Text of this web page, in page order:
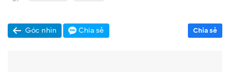
Góc nhìn Chia sẻ Chia sẻ